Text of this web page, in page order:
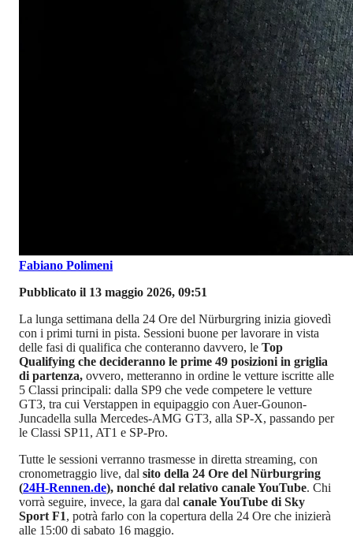
Fabiano Polimeni
Pubblicato il 13 maggio 2026, 09:51
La lunga settimana della 24 Ore del Nürburgring inizia giovedì
con i primi turni in pista. Sessioni buone per lavorare in vista
delle fasi di qualifica che conteranno davvero, le Top
Qualifying che decideranno le prime 49 posizioni in griglia
di partenza, ovvero, metteranno in ordine le vetture iscritte alle
5 Classi principali: dalla SP9 che vede competere le vetture
GT3, tra cui Verstappen in equipaggio con Auer-Gounon-
Juncadella sulla Mercedes-AMG GT3, alla SP-X, passando per
le Classi SP11, AT1 e SP-Pro.
Tutte le sessioni verranno trasmesse in diretta streaming, con
cronometraggio live, dal sito della 24 Ore del Nürburgring
(24H-Rennen.de), nonché dal relativo canale YouTube. Chi
vorrà seguire, invece, la gara dal canale YouTube di Sky
Sport F1, potrà farlo con la copertura della 24 Ore che inizierà
alle 15:00 di sabato 16 maggio.